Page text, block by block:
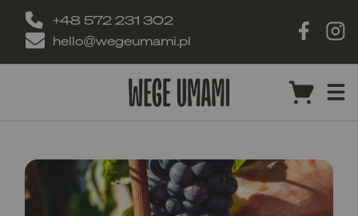
+48 572 231 302
hello@wegeumami.pl